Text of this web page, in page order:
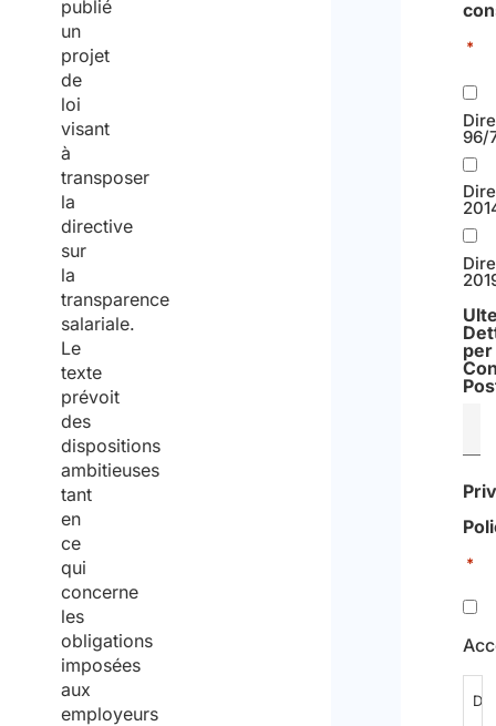
publié
un
projet
de
loi
visant
à
transposer
la
directive
sur
la
transparence
salariale.
Le
texte
prévoit
des
dispositions
ambitieuses
tant
en
ce
qui
concerne
les
obligations
imposées
aux
employeurs
*
96/
*